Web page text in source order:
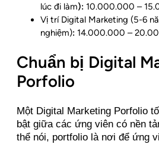
lúc đi làm): 10.000.000 –
Vị trí Digital Marketing (5-6
nghiệm): 14.000.000 –
Chuẩn bị Digital
Porfolio
Một Digital Marketing Porfolio
bật giữa các ứng viên có nền
thể nói, portfolio là nơi để ứng